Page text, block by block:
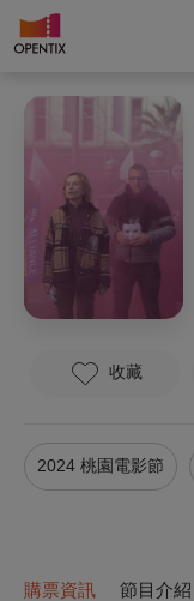
收藏
2024 桃園電影節
購票資訊 節目介紹